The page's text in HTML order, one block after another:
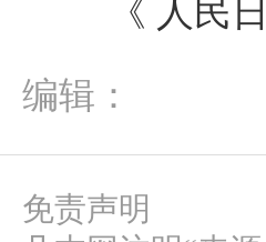
《 人民日
编辑：
免责声明